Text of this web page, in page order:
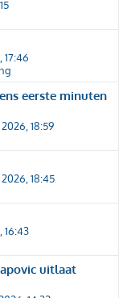
17:46
eerste minuten
18:59
18:45
16:43
uitlaat